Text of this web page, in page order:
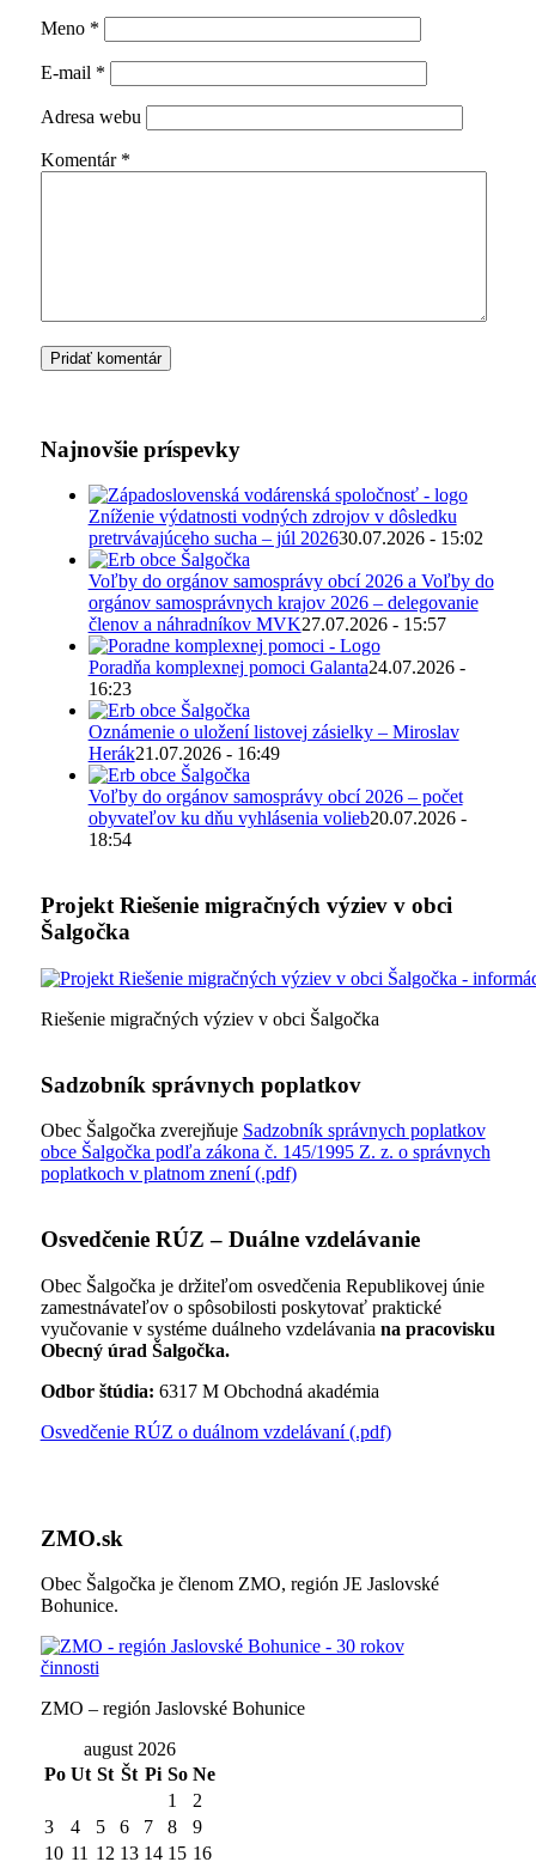
Meno *
E-mail *
Adresa webu
Komentár *
Najnovšie príspevky
Zníženie výdatnosti vodných zdrojov v dôsledku
pretrvávajúceho sucha – júl 202630.07.2026 - 15:02
Voľby do orgánov samosprávy obcí 2026 a Voľby do
orgánov samosprávnych krajov 2026 – delegovanie
členov a náhradníkov MVK27.07.2026 - 15:57
Poradňa komplexnej pomoci Galanta24.07.2026 -
16:23
Oznámenie o uložení listovej zásielky – Miroslav
Herák21.07.2026 - 16:49
Voľby do orgánov samosprávy obcí 2026 – počet
obyvateľov ku dňu vyhlásenia volieb20.07.2026 -
18:54
Projekt Riešenie migračných výziev v obci
Šalgočka
Riešenie migračných výziev v obci Šalgočka
Sadzobník správnych poplatkov
Obec Šalgočka zverejňuje Sadzobník správnych poplatkov
obce Šalgočka podľa zákona č. 145/1995 Z. z. o správnych
poplatkoch v platnom znení (.pdf)
Osvedčenie RÚZ – Duálne vzdelávanie
Obec Šalgočka je držiteľom osvedčenia Republikovej únie
zamestnávateľov o spôsobilosti poskytovať praktické
vyučovanie v systéme duálneho vzdelávania na pracovisku
Obecný úrad Šalgočka.
Odbor štúdia: 6317 M Obchodná akadémia
Osvedčenie RÚZ o duálnom vzdelávaní (.pdf)
ZMO.sk
Obec Šalgočka je členom ZMO, región JE Jaslovské
Bohunice.
ZMO – región Jaslovské Bohunice
august 2026
Po Ut St Št Pi So Ne
1
2
3
4 5 6 7 8
9
10 11 12 13 14 15 16